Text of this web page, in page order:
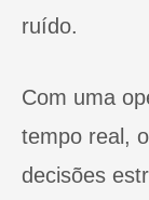
ruído.
Com uma
tempo real,
decisões